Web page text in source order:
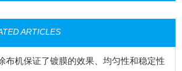
ARTICLES
布机保证了镀膜的效果、均匀性和稳定性